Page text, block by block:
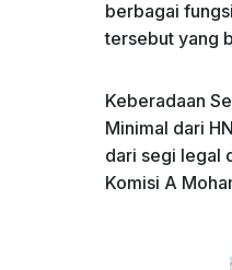
berbagai
tersebut yang
Keberadaan
Minimal dari
dari segi legal
Komisi A